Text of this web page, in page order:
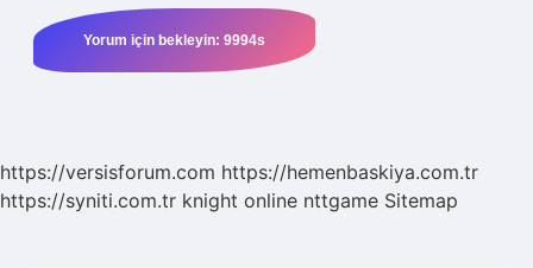
https://versisforum.com https://hemenbaskiya.com.tr
https://syniti.com.tr knight online nttgame Sitemap